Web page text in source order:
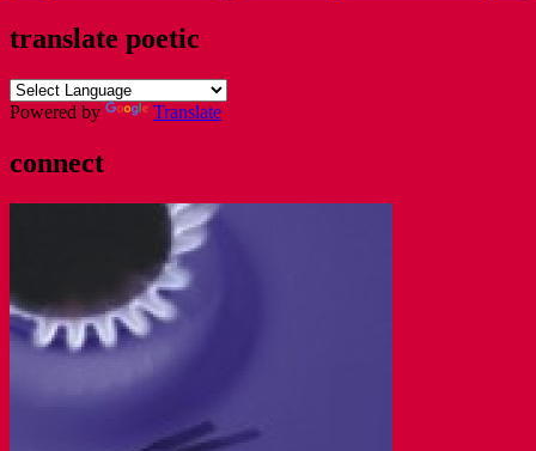
translate poetic
Powered by Translate
connect